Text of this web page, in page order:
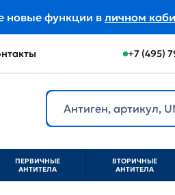
новые функции в личном
+7 (495)
ПЕРВИЧНЫЕ
АНТИТЕЛА
ВТОРИЧНЫЕ
АНТИТЕЛА